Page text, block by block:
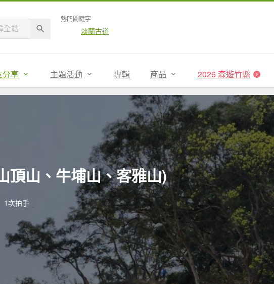
熱門關鍵字
淡蘭古道
分享 主題活動 專輯 商品 2026 森遊竹縣
頂山、牛埔山、客雅山)
1次拍手